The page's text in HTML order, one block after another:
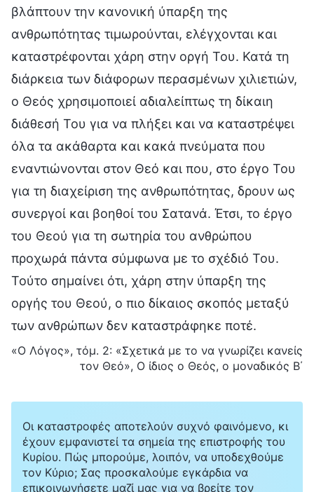
βλάπτουν την κανονική ύπαρξη της
ανθρωπότητας τιμωρούνται, ελέγχονται και
καταστρέφονται χάρη στην οργή Του. Κατά τη
διάρκεια των διάφορων περασμένων χιλιετιών,
ο Θεός χρησιμοποιεί αδιαλείπτως τη δίκαιη
διάθεσή Του για να πλήξει και να καταστρέψει
όλα τα ακάθαρτα και κακά πνεύματα που
εναντιώνονται στον Θεό και που, στο έργο Του
για τη διαχείριση της ανθρωπότητας, δρουν ως
συνεργοί και βοηθοί του Σατανά. Έτσι, το έργο
του Θεού για τη σωτηρία του ανθρώπου
προχωρά πάντα σύμφωνα με το σχέδιό Του.
Τούτο σημαίνει ότι, χάρη στην ύπαρξη της
οργής του Θεού, ο πιο δίκαιος σκοπός μεταξύ
των ανθρώπων δεν καταστράφηκε ποτέ.
«Ο Λόγος», τόμ. 2: «Σχετικά με το να γνωρίζει κανείς
τον Θεό», Ο ίδιος ο Θεός, ο μοναδικός Β΄
Οι καταστροφές αποτελούν συχνό φαινόμενο, κι
έχουν εμφανιστεί τα σημεία της επιστροφής του
Κυρίου. Πώς μπορούμε, λοιπόν, να υποδεχθούμε
τον Κύριο; Σας προσκαλούμε εγκάρδια να
επικοινωνήσετε μαζί μας για να βρείτε τον